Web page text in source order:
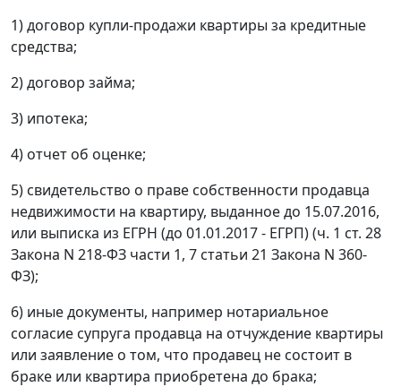
1) договор купли-продажи квартиры за кредитные
средства;
2) договор займа;
3) ипотека;
4) отчет об оценке;
5) свидетельство о праве собственности продавца
недвижимости на квартиру, выданное до 15.07.2016,
или выписка из ЕГРН (до 01.01.2017 - ЕГРП) (ч. 1 ст. 28
Закона N 218-ФЗ части 1, 7 статьи 21 Закона N 360-
ФЗ);
6) иные документы, например нотариальное
согласие супруга продавца на отчуждение квартиры
или заявление о том, что продавец не состоит в
браке или квартира приобретена до брака;